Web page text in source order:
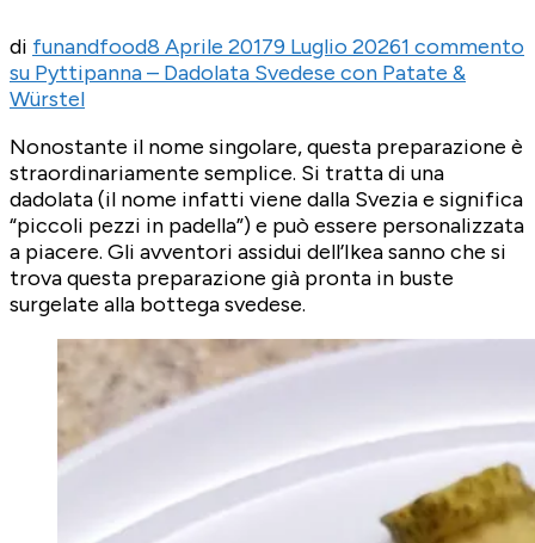
di funandfood8 Aprile 20179 Luglio 20261 commento
su Pyttipanna – Dadolata Svedese con Patate &
Würstel
Nonostante il nome singolare, questa preparazione è
straordinariamente semplice. Si tratta di una
dadolata (il nome infatti viene dalla Svezia e significa
“piccoli pezzi in padella”) e può essere personalizzata
a piacere. Gli avventori assidui dell’Ikea sanno che si
trova questa preparazione già pronta in buste
surgelate alla bottega svedese.